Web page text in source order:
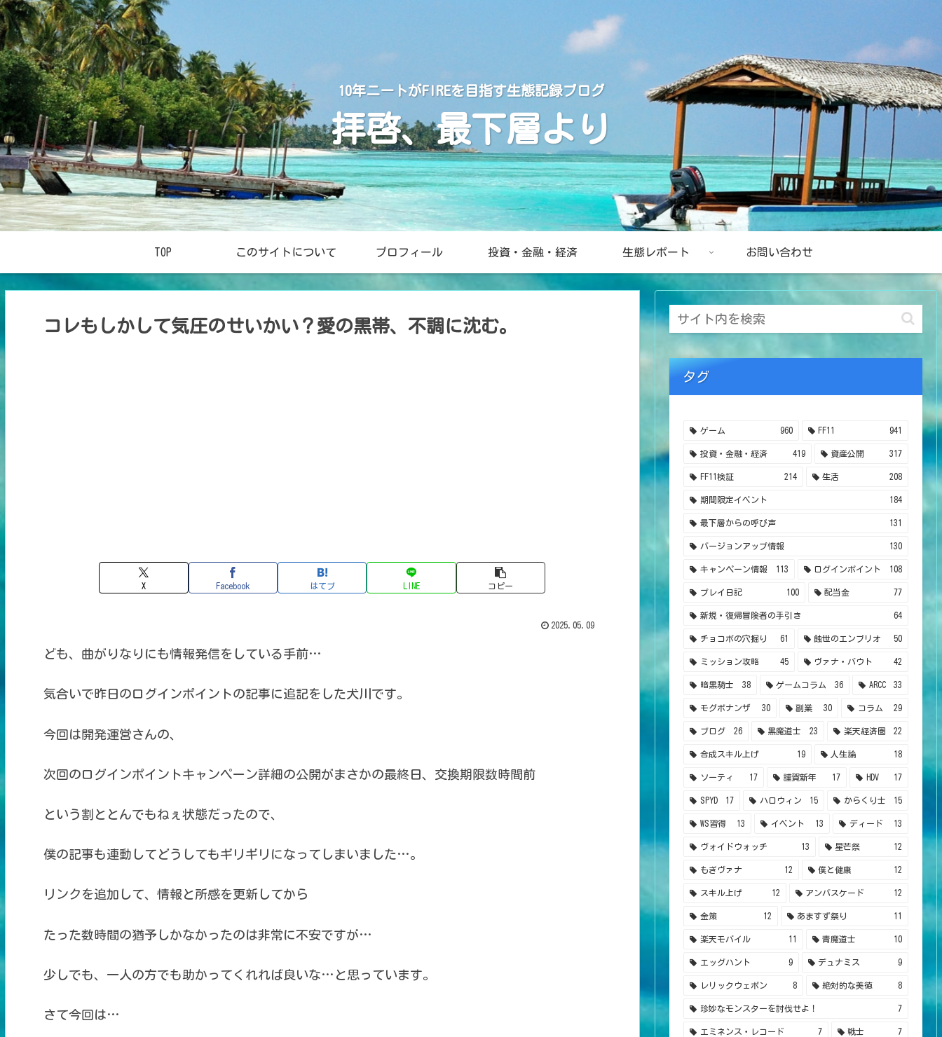
10年ニートがFIREを目指す生態記録ブログ
拝啓、最下層より
TOP このサイトについて プロフィール 投資・金融・経済 生態レポート お問い合わせ
コレもしかして気圧のせいかい？愛の黒帯、不調に沈む。
X Facebook はてブ LINE コピー
2025.05.09
ども、曲がりなりにも情報発信をしている手前…
気合いで昨日のログインポイントの記事に追記をした犬川です。
今回は開発運営さんの、
次回のログインポイントキャンペーン詳細の公開がまさかの最終日、交換期限数時間前
という割ととんでもねぇ状態だったので、
僕の記事も連動してどうしてもギリギリになってしまいました…。
リンクを追加して、情報と所感を更新してから
たった数時間の猶予しかなかったのは非常に不安ですが…
少しでも、一人の方でも助かってくれれば良いな…と思っています。
さて今回は…
タグ
ゲーム 960 FF11 941
投資・金融・経済 419 資産公開 317
FF11検証 214 生活 208
期間限定イベント 184
最下層からの呼び声 131
バージョンアップ情報 130
キャンペーン情報 113 ログインポイント 108
プレイ日記 100 配当金 77
新規・復帰冒険者の手引き 64
チョコボの穴掘り 61 蝕世のエンブリオ 50
ミッション攻略 45 ヴァナ・バウト 42
暗黒騎士 38 ゲームコラム 36 ARCC 33
モグボナンザ 30 副業 30 コラム 29
ブログ 26 黒魔道士 23 楽天経済圏 22
合成スキル上げ 19 人生論 18
ソーティ 17 謹賀新年 17 HDV 17
SPYD 17 ハロウィン 15 からくり士 15
WS習得 13 イベント 13 ディード 13
ヴォイドウォッチ 13 星芒祭 12
もぎヴァナ 12 僕と健康 12
スキル上げ 12 アンバスケード 12
金策 12 あますず祭り 11
楽天モバイル 11 青魔道士 10
エッグハント 9 デュナミス 9
レリックウェポン 8 絶対的な美徳 8
珍妙なモンスターを討伐せよ！ 7
エミネンス・レコード 7 戦士 7